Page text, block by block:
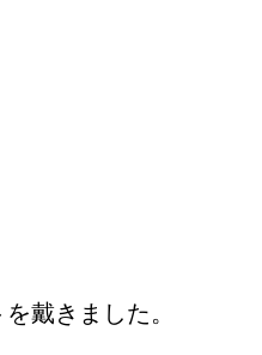
戴きました。